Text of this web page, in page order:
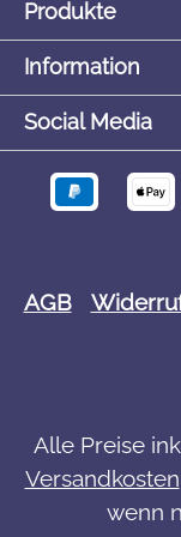
Produkte
Information
Social Media
AGB
Alle Preise
Versandkosten
wenn